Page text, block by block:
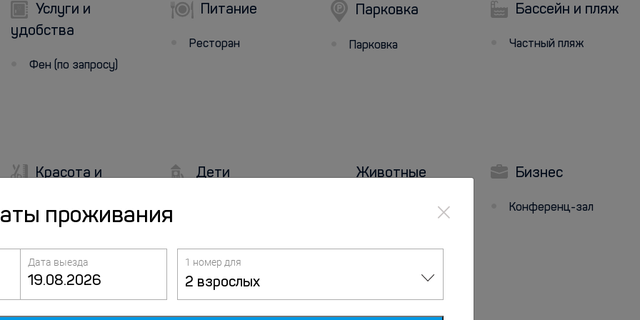
Услуги и
удобства
Фен (по запросу)
Питание
Ресторан
Парковка
Парковка
Бассейн и пляж
Частный пляж
Красота и
Сауна
Дети Животные Бизнес
Конференц-зал
проживания ×
Дата выезда 1 номер для
2 взрослых